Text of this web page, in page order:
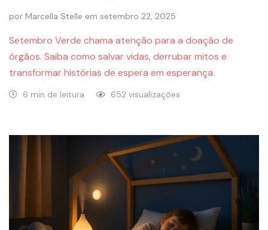
por Marcella Stelle em setembro 22, 2025
Setembro Verde chama atenção para a doação de
órgãos. Saiba como salvar vidas, derrubar mitos e
transformar histórias de espera em esperança.
6 min de leitura 652 visualizações